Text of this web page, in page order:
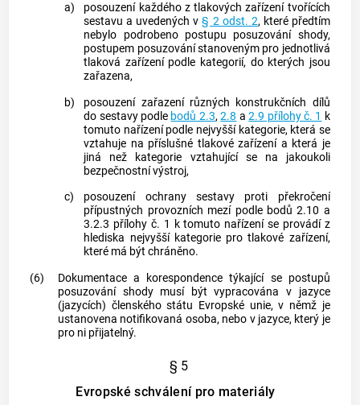
a)
posouzení každého z tlakových zařízení tvořících
sestavu a uvedených v§ 2 odst. 2, které předtím
nebylo podrobeno postupu posuzování shody,
postupem posuzování stanoveným pro jednotlivá
tlaková zařízení podle kategorií, do kterých jsou
zařazena,
b)
posouzení zařazení různých konstrukčních dílů
do sestavy podle bodů 2.3,2.8 a2.9 přílohy č. 1 k
tomuto nařízení podle nejvyšší kategorie, která se
vztahuje na příslušné tlakové zařízení a která je
jiná než kategorie vztahující se na jakoukoli
bezpečnostní výstroj,
c)
posouzení ochrany sestavy proti překročení
přípustných provozních mezí podle bodů 2.10 a
3.2.3 přílohy č. 1 k tomuto nařízení se provádí z
hlediska nejvyšší kategorie pro tlakové zařízení,
které má být chráněno.
(6)
Dokumentace a korespondence týkající se postupů
posuzování shody musí být vypracována v jazyce
(jazycích) členského státu Evropské unie, v němž je
ustanovena notifikovaná osoba, nebo v jazyce, který je
pro ni přijatelný.
§ 5
Evropské schválení pro materiály